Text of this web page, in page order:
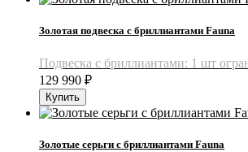
Золотая подвеска с бриллиантами Fauna
Подвеска с бриллиантами: 1 шт
129 990 ₽
Золотые серьги с бриллиантами Fauna